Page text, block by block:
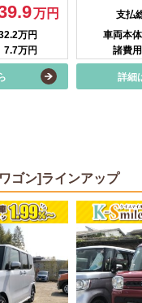
万円
万円
7.7万円
支払
車両本体
諸費用
詳細
ゴン]ラインアップ